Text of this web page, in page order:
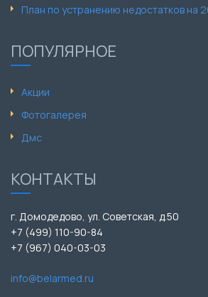
План по устранению недостатков на
ПОПУЛЯРНОЕ
Акции
Фотогалерея
Дмс
КОНТАКТЫ
г. Домодедово, ул. Советская, д.50
+7 (499) 110-90-84
+7 (967) 040-03-03
info@belarmed.ru